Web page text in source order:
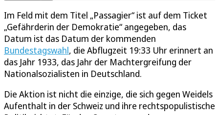
Im Feld mit dem Titel „Passagier“ ist auf dem Ticket
„Gefährderin der Demokratie“ angegeben, das
Datum ist das Datum der kommenden
Bundestagswahl, die Abflugzeit 19:33 Uhr erinnert an
das Jahr 1933, das Jahr der Machtergreifung der
Nationalsozialisten in Deutschland.
Die Aktion ist nicht die einzige, die sich gegen Weidels
Aufenthalt in der Schweiz und ihre rechtspopulistische